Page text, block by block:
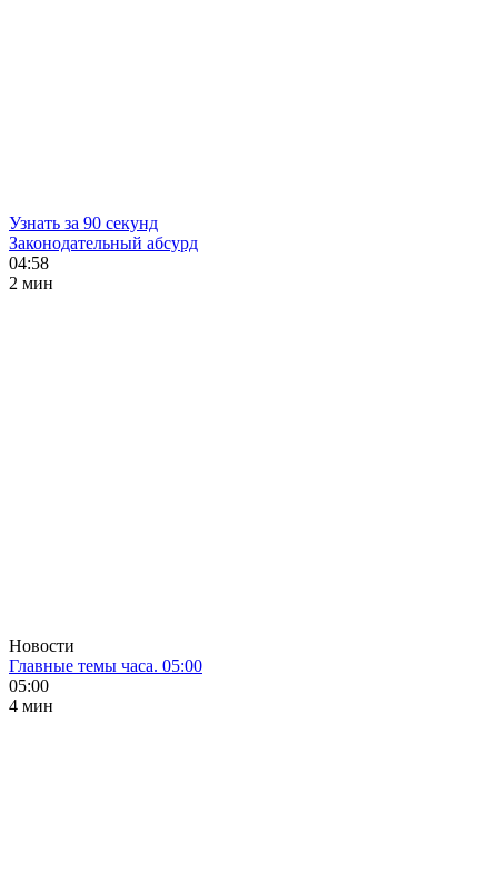
Узнать за 90 секунд
Законодательный абсурд
04:58
2 мин
Новости
Главные темы часа. 05:00
05:00
4 мин